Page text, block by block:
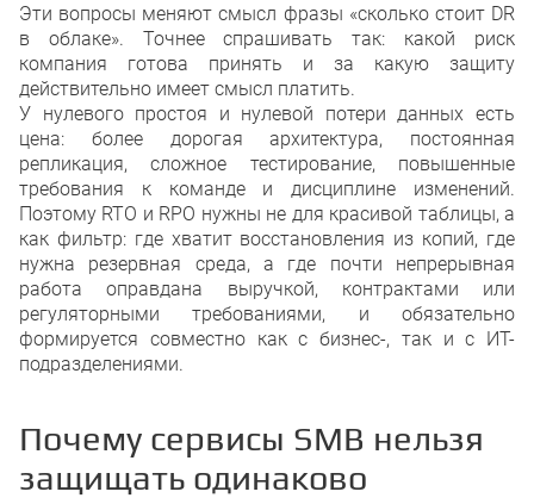
Эти вопросы меняют смысл фразы «сколько стоит DR
в облаке». Точнее спрашивать так: какой риск
компания готова принять и за какую защиту
действительно имеет смысл платить.
У нулевого простоя и нулевой потери данных есть
цена: более дорогая архитектура, постоянная
репликация, сложное тестирование, повышенные
требования к команде и дисциплине изменений.
Поэтому RTO и RPO нужны не для красивой таблицы, а
как фильтр: где хватит восстановления из копий, где
нужна резервная среда, а где почти непрерывная
работа оправдана выручкой, контрактами или
регуляторными требованиями, и обязательно
формируется совместно как с бизнес-, так и с ИТ-
подразделениями.
Почему сервисы SMB нельзя
защищать одинаково